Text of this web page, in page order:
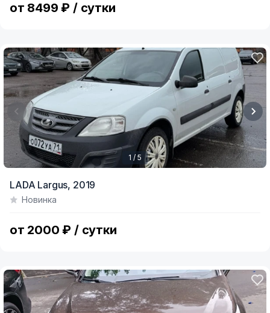
от 8499 ₽ / сутки
of
1 / 5
LADA Largus, 2019
Новинка
от 2000 ₽ / сутки